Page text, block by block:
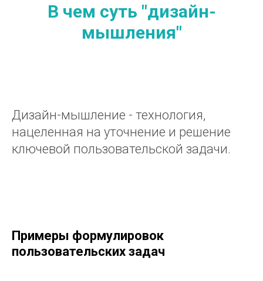
В чем суть "дизайн-
мышления"
Дизайн-мышление - технология,
нацеленная на уточнение и решение
ключевой пользовательской задачи.
Примеры формулировок
пользовательских задач